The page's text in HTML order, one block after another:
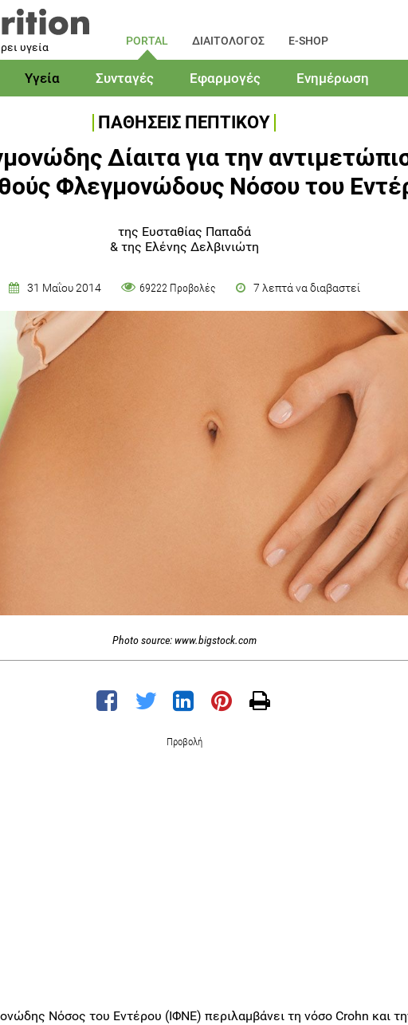
υγεία PORTAL ΔΙΑΙΤΟΛΟΓΟΣ E-SHOP
Υγεία Συνταγές Εφαρμογές Ενημέρωση
ΠΑΘΗΣΕΙΣ ΠΕΠΤΙΚΟΥ
Δίαιτα για την
Φλεγμονώδους Νόσου του
της Ευσταθίας Παπαδά
& της Ελένης Δελβινιώτη
31 Μαΐου 2014 69222 Προβολές 7 λεπτά να διαβαστεί
Photo source: www.bigstock.com
Προβολή
Νόσος του Εντέρου (ΙΦΝΕ) περιλαμβάνει τη νόσο Crohn και